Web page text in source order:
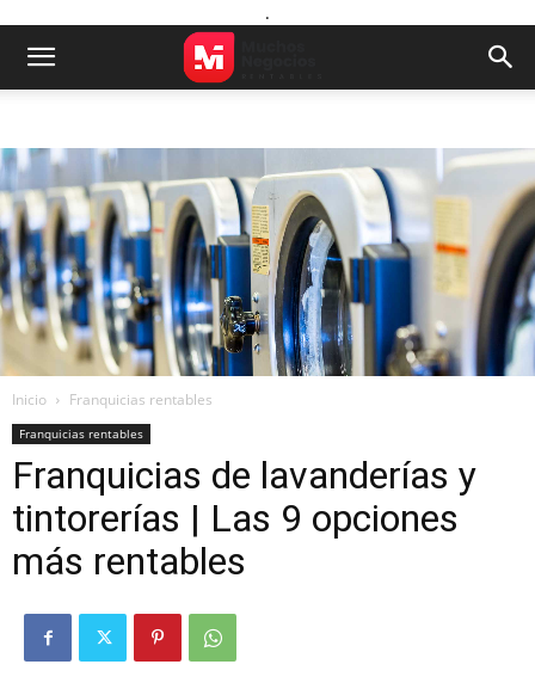
.
Inicio Franquicias rentables
Franquicias rentables
Franquicias de lavanderías y
tintorerías | Las 9 opciones
más rentables